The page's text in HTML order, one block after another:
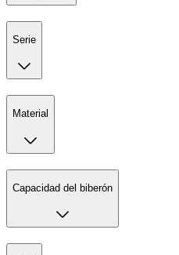
Serie
Material
Capacidad del biberón